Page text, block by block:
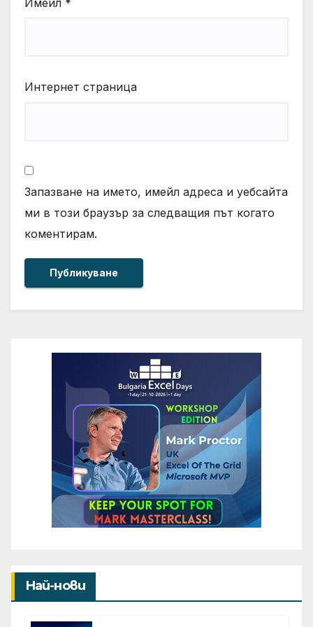
Имейл *
Интернет страница
Запазване на името, имейл адреса и уебсайта
ми в този браузър за следващия път когато
коментирам.
Най-нови